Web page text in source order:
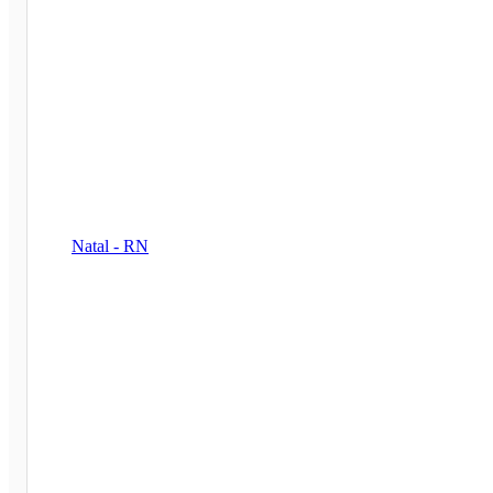
Natal - RN